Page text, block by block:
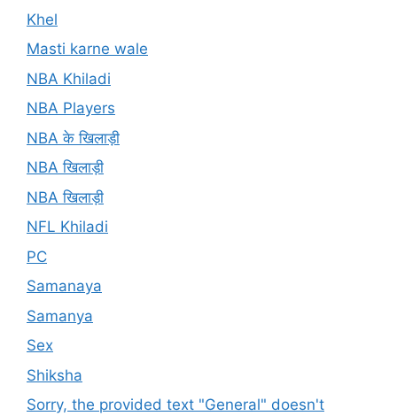
Khel
Masti karne wale
NBA Khiladi
NBA Players
NBA के खिलाड़ी
NBA खिलाड़ी
NBA खिलाड़ी
NFL Khiladi
PC
Samanaya
Samanya
Sex
Shiksha
Sorry, the provided text "General" doesn't